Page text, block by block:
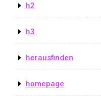
h2
h3
herausfinden
homepage